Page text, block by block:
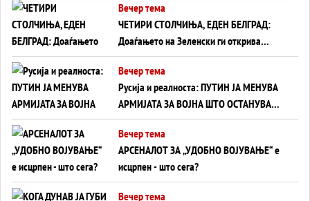
Вечер тема
ЧЕТИРИ СТОЛЧИЊА, ЕДЕН БЕЛГРАД:
Доаѓањето на Зеленски ги открива
тајните на политиката на балансирање
на Вучиќ
Вечер тема
Русија и реалноста: ПУТИН ЈА МЕНУВА
АРМИЈАТА ЗА ВОЈНА ШТО ОСТАНУВА
БЕЗ ФРОНТ
Вечер тема
АРСЕНАЛОТ ЗА „УДОБНО ВОЈУВАЊЕ“ е
исцрпен - што сега?
Вечер тема